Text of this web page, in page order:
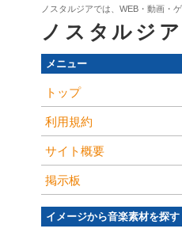
ノスタルジアでは、WEB・動画・
ノスタルジア
メニュー
トップ
利用規約
サイト概要
掲示板
イメージから音楽素材を探す